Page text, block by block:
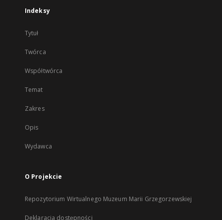
Indeksy
Tytuł
Twórca
Współtwórca
Temat
Zakres
Opis
Wydawca
O Projekcie
Repozytorium Wirtualnego Muzeum Marii Grzegorzewskiej
Deklaracja dostępności